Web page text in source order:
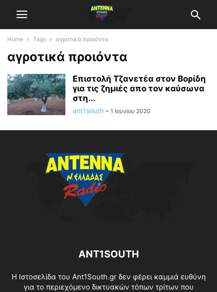
Home Tags αγροτικά προιόντα
αγροτικά προιόντα
Επιστολή Τζανετέα στον Βορίδη
για τις ζημιές απο τον καύσωνα
στη...
ant1south - 1 Ιουνίου 2020
ANT1SOUTH
Η Ιστοσελίδα του Ant1South.gr δεν φέρει καμμιά ευθύνη
για το περιεχόμενο δικτυακών τόπων τρίτων που